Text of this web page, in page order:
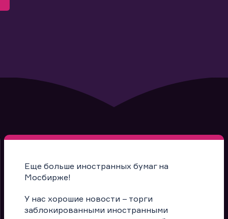
Еще больше иностранных бумаг на
Мосбирже!
У нас хорошие новости – торги
заблокированными иностранными